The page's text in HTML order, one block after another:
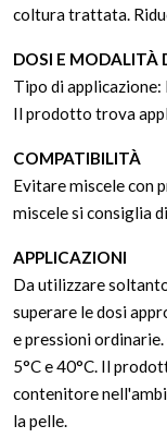
coltura trattata.
DOSI E MODALITÀ
Tipo di
Il prodotto trova
COMPATIBILITÀ
Evitare miscele con
miscele si consiglia
APPLICAZIONI
Da utilizzare
superare le dosi
e pressioni
5°C e 40°C. Il
contenitore
la pelle.